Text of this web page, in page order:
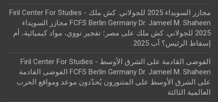
مجازر السويداء 2025 للجولاني: كش ملك - Firil Center For Studies
FCFS Berlin Germany Dr. Jameel M. Shaheen مجازر السويداء
2025 للجولاني: كش ملك
على مصر؛ تفجير نووي، مواد كيميائية، أم
إسقاط الرئيس؟ آب 2025
الفوضى القادمة على الشرق الأوسط - Firil Center For Studies
FCFS Berlin Germany Dr. Jameel M. Shaheen الفوضى القادمة
على الشرق الأوسط على
المتنورون يُحدّدون موعد ومواقع الحرب
العالمية الثالثة